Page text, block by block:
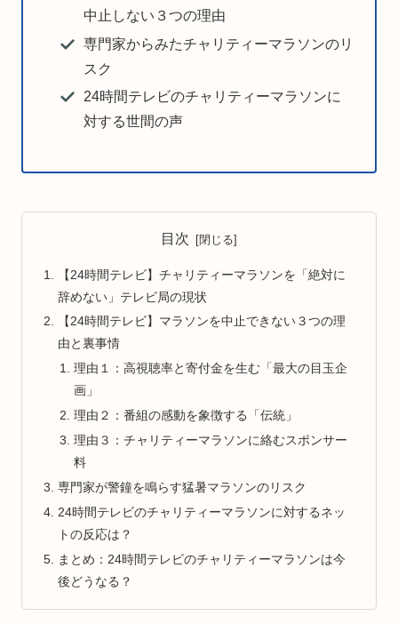
中止しない３つの理由
専門家からみたチャリティーマラソンのリ
スク
24時間テレビのチャリティーマラソンに
対する世間の声
目次
【24時間テレビ】チャリティーマラソンを「絶対に
辞めない」テレビ局の現状
【24時間テレビ】マラソンを中止できない３つの理
由と裏事情
理由１：高視聴率と寄付金を生む「最大の目玉企
画」
理由２：番組の感動を象徴する「伝統」
理由３：チャリティーマラソンに絡むスポンサー
料
専門家が警鐘を鳴らす猛暑マラソンのリスク
24時間テレビのチャリティーマラソンに対するネッ
トの反応は？
まとめ：24時間テレビのチャリティーマラソンは今
後どうなる？